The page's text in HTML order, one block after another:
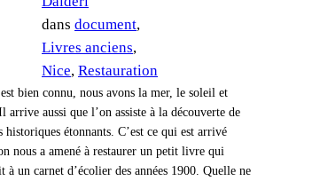
dans document
Livres anciens
Nice, Restauration
bien connu, nous avons la mer, le soleil et
arrive aussi que l’on assiste à la découverte de
historiques étonnants. C’est ce qui est arrivé
nous a amené à restaurer un petit livre qui
à un carnet d’écolier des années 1900. Quelle ne